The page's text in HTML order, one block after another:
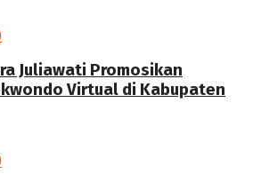
Juliawati Promosikan
Virtual di Kabupaten